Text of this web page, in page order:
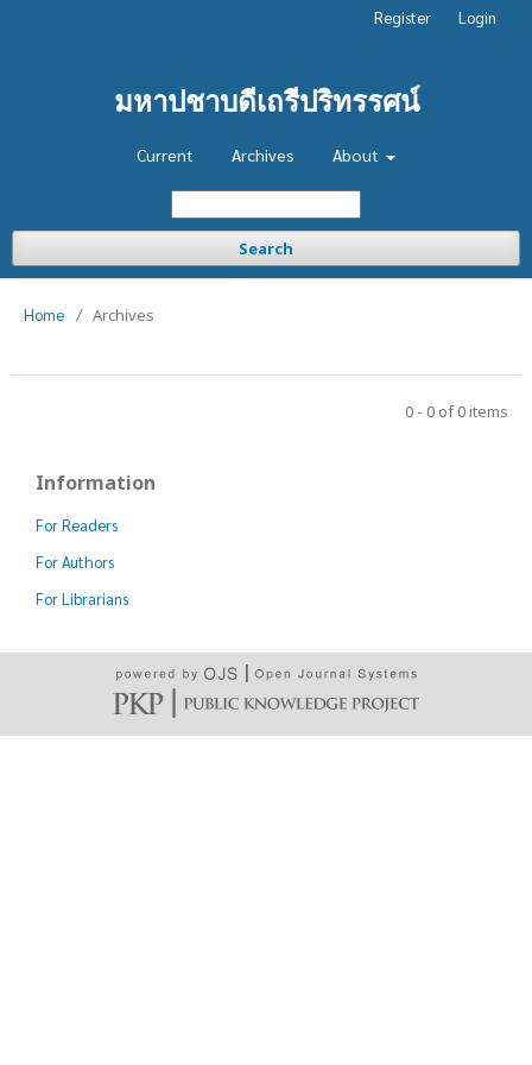
มหาปชาบดีเถรีปริทรรศน์
Current Archives About
Search
Register Login
Home / Archives
0 - 0 of 0 items
Information
For Readers
For Authors
For Librarians